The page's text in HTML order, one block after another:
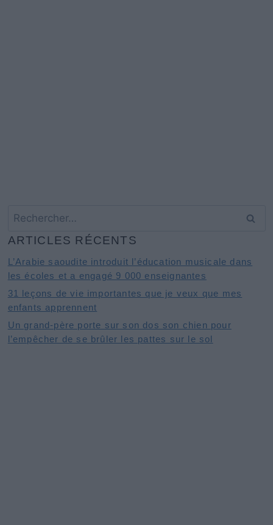
ARTICLES RÉCENTS
L’Arabie saoudite introduit l’éducation musicale dans
les écoles et a engagé 9 000 enseignantes
31 leçons de vie importantes que je veux que mes
enfants apprennent
Un grand-père porte sur son dos son chien pour
l’empêcher de se brûler les pattes sur le sol